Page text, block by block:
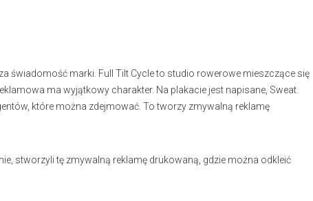
świadomość marki. Full Tilt Cycle to studio rowerowe mieszczące się
ma wyjątkowy charakter. Na plakacie jest napisane, Sweat.
które można zdejmować. To tworzy zmywalną reklamę
stworzyli tę zmywalną reklamę drukowaną, gdzie można odkleić